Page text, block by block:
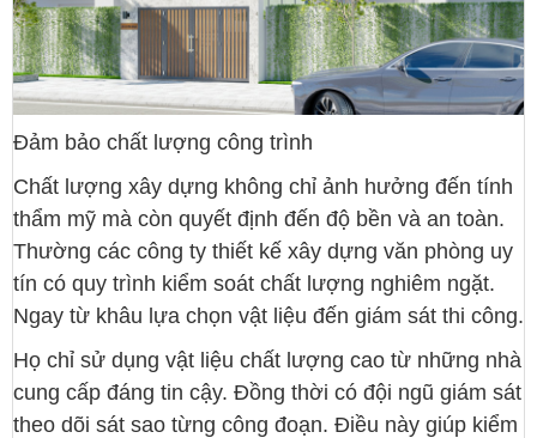
Đảm bảo chất lượng công trình
Chất lượng xây dựng không chỉ ảnh hưởng đến tính
thẩm mỹ mà còn quyết định đến độ bền và an toàn.
Thường các công ty thiết kế xây dựng văn phòng uy
tín có quy trình kiểm soát chất lượng nghiêm ngặt.
Ngay từ khâu lựa chọn vật liệu đến giám sát thi công.
Họ chỉ sử dụng vật liệu chất lượng cao từ những nhà
cung cấp đáng tin cậy. Đồng thời có đội ngũ giám sát
theo dõi sát sao từng công đoạn. Điều này giúp kiểm